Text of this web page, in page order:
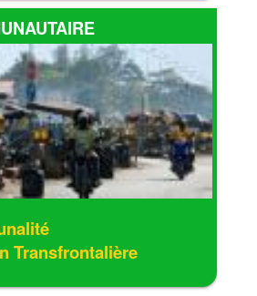
Transfrontalière